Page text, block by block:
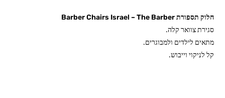
חלוק תספורת Barber Chairs Israel – The Barber
סגירת צוואר קלה.
מתאים לילדים ולמבוגרים.
קל לניקוי וייבוש.